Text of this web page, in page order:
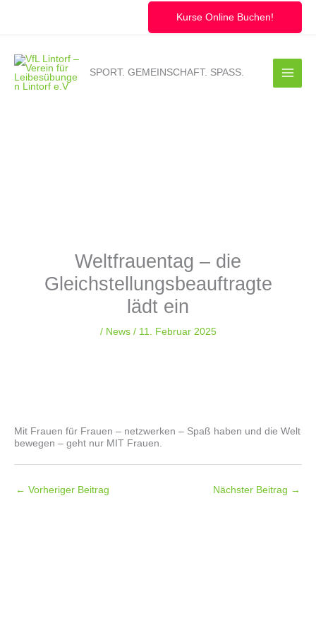
Kurse Online Buchen!
SPORT. GEMEINSCHAFT. SPASS.
Weltfrauentag – die
Gleichstellungsbeauftragte
lädt ein
/ News/ 11. Februar 2025
Mit Frauen für Frauen – netzwerken – Spaß haben und die Welt
bewegen – geht nur MIT Frauen.
← Vorheriger Beitrag Nächster Beitrag →